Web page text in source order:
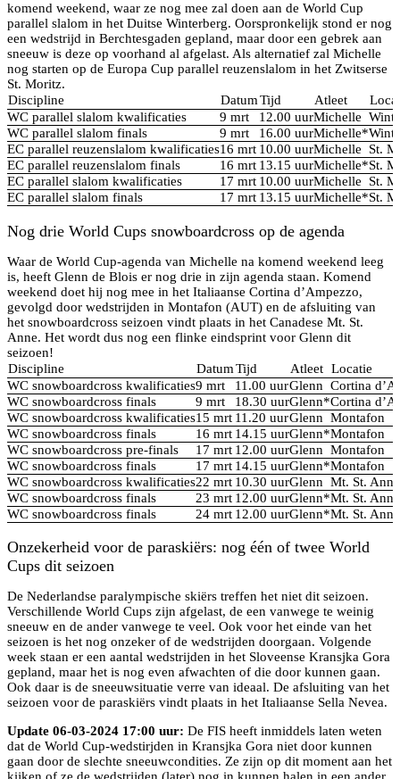
komend weekend, waar ze nog mee zal doen aan de World Cup
parallel slalom in het Duitse Winterberg. Oorspronkelijk stond er nog
een wedstrijd in Berchtesgaden gepland, maar door een gebrek aan
sneeuw is deze op voorhand al afgelast. Als alternatief zal Michelle
nog starten op de Europa Cup parallel reuzenslalom in het Zwitserse
St. Moritz.
Discipline
DatumTijd Atleet
WC parallel slalom kwalificaties
9 mrt 12.00 uurMichelle
WC parallel slalom finals
9 mrt 16.00 uurMichelle*
EC parallel reuzenslalom kwalificaties16 mrt 10.00 uurMichelle
St.
EC parallel reuzenslalom finals
16 mrt 13.15 uurMichelle*St.
EC parallel slalom kwalificaties
17 mrt 10.00 uurMichelle
St.
EC parallel slalom finals
17 mrt 13.15 uurMichelle*St.
Nog drie World Cups snowboardcross op de agenda
Waar de World Cup-agenda van Michelle na komend weekend leeg
is, heeft Glenn de Blois er nog drie in zijn agenda staan. Komend
weekend doet hij nog mee in het Italiaanse Cortina d’Ampezzo,
gevolgd door wedstrijden in Montafon (AUT) en de afsluiting van
het snowboardcross seizoen vindt plaats in het Canadese Mt. St.
Anne. Het wordt dus nog een flinke eindsprint voor Glenn dit
seizoen!
Discipline
DatumTijd Atleet Locatie
WC snowboardcross kwalificaties9 mrt 11.00 uurGlenn Cortina
WC snowboardcross finals
9 mrt 18.30 uurGlenn*Cortina
WC snowboardcross kwalificaties15 mrt 11.20 uurGlenn Montafon
WC snowboardcross finals
16 mrt 14.15 uurGlenn*Montafon
WC snowboardcross pre-finals
17 mrt 12.00 uurGlenn Montafon
WC snowboardcross finals
17 mrt 14.15 uurGlenn*Montafon
WC snowboardcross kwalificaties22 mrt 10.30 uurGlenn Mt. St. Anne
WC snowboardcross finals
23 mrt 12.00 uurGlenn*Mt. St. Anne
WC snowboardcross finals
24 mrt 12.00 uurGlenn*Mt. St. Anne
Onzekerheid voor de paraskiërs: nog één of twee World
Cups dit seizoen
De Nederlandse paralympische skiërs treffen het niet dit seizoen.
Verschillende World Cups zijn afgelast, de een vanwege te weinig
sneeuw en de ander vanwege te veel. Ook voor het einde van het
seizoen is het nog onzeker of de wedstrijden doorgaan. Volgende
week staan er een aantal wedstrijden in het Sloveense Kransjka Gora
gepland, maar het is nog even afwachten of die door kunnen gaan.
Ook daar is de sneeuwsituatie verre van ideaal. De afsluiting van het
seizoen voor de paraskiërs vindt plaats in het Italiaanse Sella Nevea.
Update 06-03-2024 17:00 uur: De FIS heeft inmiddels laten weten
dat de World Cup-wedstirjden in Kransjka Gora niet door kunnen
gaan door de slechte sneeuwcondities. Ze zijn op dit moment aan het